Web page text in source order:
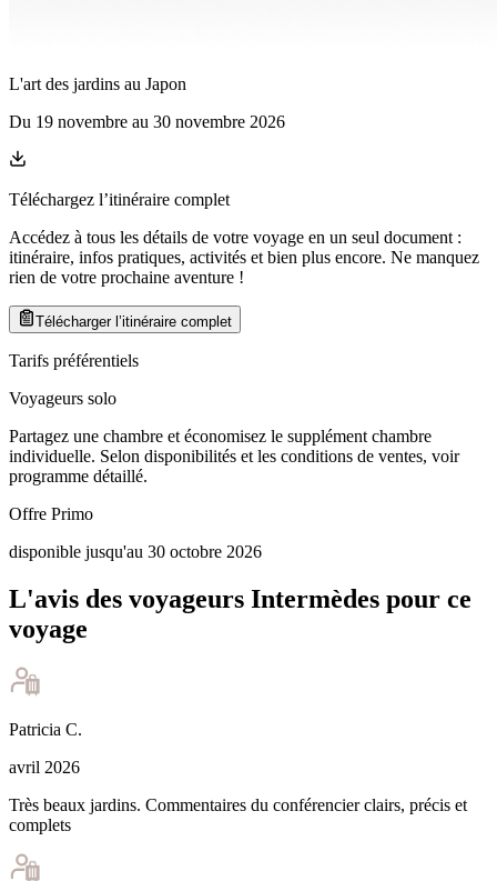
L'art des jardins au Japon
Du 19 novembre au 30 novembre 2026
Téléchargez l’itinéraire complet
Accédez à tous les détails de votre voyage en un seul document :
itinéraire, infos pratiques, activités et bien plus encore. Ne manquez
rien de votre prochaine aventure !
Télécharger l’itinéraire complet
Tarifs préférentiels
Voyageurs solo
Partagez une chambre et économisez le supplément chambre
individuelle. Selon disponibilités et les conditions de ventes, voir
programme détaillé.
Offre Primo
disponible jusqu'au 30 octobre 2026
L'avis des voyageurs Intermèdes pour ce
voyage
Patricia C.
avril 2026
Très beaux jardins. Commentaires du conférencier clairs, précis et
complets